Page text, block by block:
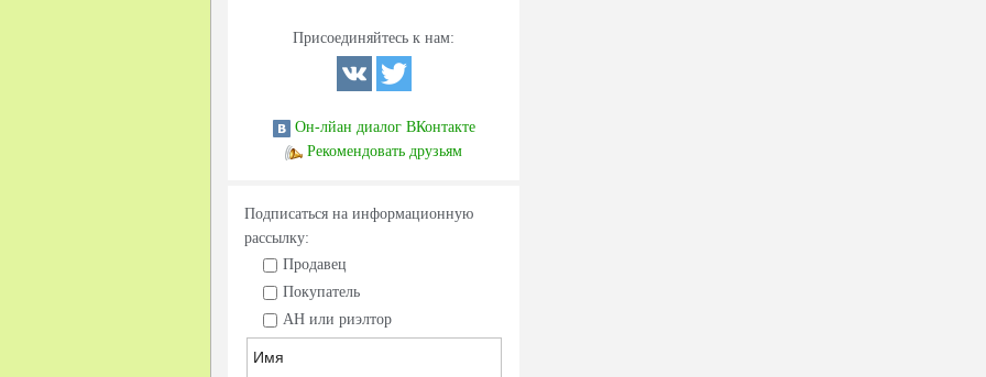
Присоединяйтесь к нам:
Он-лйан диалог ВКонтакте
Рекомендовать друзьям
Подписаться на информационную
рассылку:
Продавец
Покупатель
АН или риэлтор